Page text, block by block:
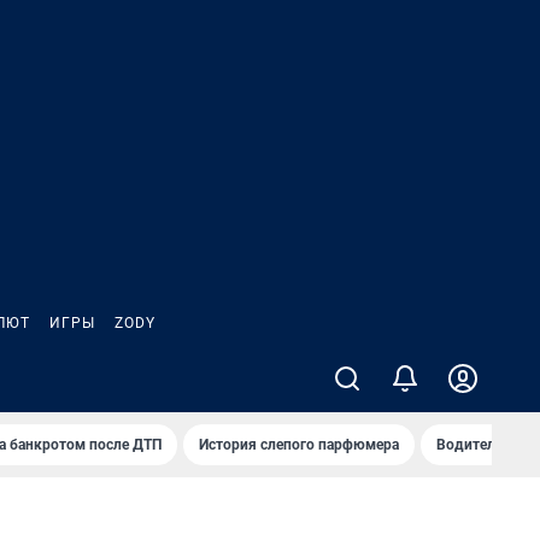
ИГРЫ ZODY
банкротом после ДТП История слепого парфюмера Водители